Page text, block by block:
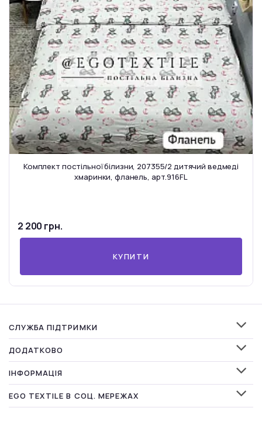
Комплект постільної білизни, 207355/2 дитячий ведмеді
хмаринки, фланель, арт.916FL
2 200 грн.
КУПИТИ
СЛУЖБА ПІДТРИМКИ
ДОДАТКОВО
ІНФОРМАЦІЯ
EGO TEXTILE В СОЦ. МЕРЕЖАХ